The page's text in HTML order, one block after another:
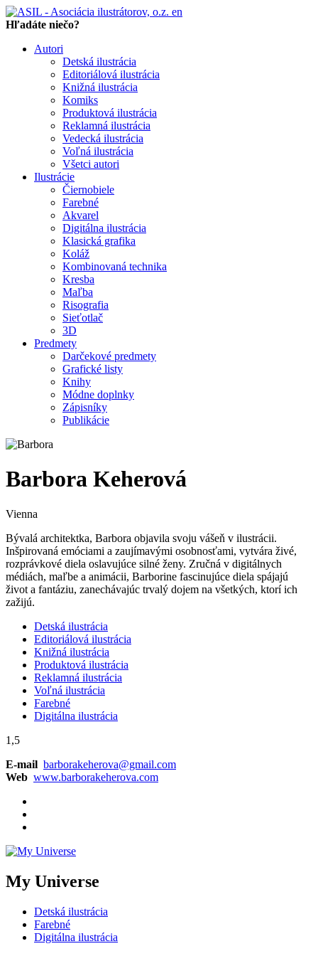
en
Hľadáte niečo?
Autori
Detská ilustrácia
Editoriálová ilustrácia
Knižná ilustrácia
Komiks
Produktová ilustrácia
Reklamná ilustrácia
Vedecká ilustrácia
Voľná ilustrácia
Všetci autori
Ilustrácie
Čiernobiele
Farebné
Akvarel
Digitálna ilustrácia
Klasická grafika
Koláž
Kombinovaná technika
Kresba
Maľba
Risografia
Sieťotlač
3D
Predmety
Darčekové predmety
Grafické listy
Knihy
Módne doplnky
Zápisníky
Publikácie
Barbora Keherová
Vienna
Bývalá architektka, Barbora objavila svoju vášeň v ilustrácii.
Inšpirovaná emóciami a zaujímavými osobnosťami, vytvára živé,
rozprávkové diela oslavujúce silné ženy. Zručná v digitálnych
médiách, maľbe a animácii, Barborine fascinujúce diela spájajú
život a fantáziu, zanechávajúc trvalý dojem na všetkých, ktorí ich
zažijú.
Detská ilustrácia
Editoriálová ilustrácia
Knižná ilustrácia
Produktová ilustrácia
Reklamná ilustrácia
Voľná ilustrácia
Farebné
Digitálna ilustrácia
1,5
E-mail barborakeherova@gmail.com
Web www.barborakeherova.com
My Universe
Detská ilustrácia
Farebné
Digitálna ilustrácia